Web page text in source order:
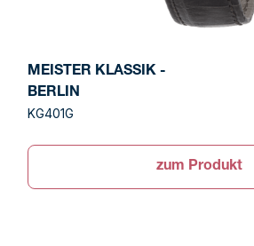
MEISTER KLASSIK -
BERLIN
KG401G
zum Produkt